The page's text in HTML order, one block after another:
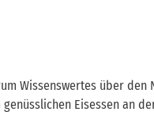
Wissenswertes über
Eisessen an